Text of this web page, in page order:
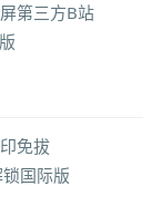
第三方B站
免拔
国际版